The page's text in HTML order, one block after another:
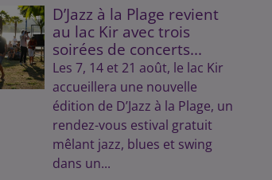
D’Jazz à la Plage revient
au lac Kir avec trois
soirées de concerts...
Les 7, 14 et 21 août, le lac Kir
accueillera une nouvelle
édition de D’Jazz à la Plage, un
rendez-vous estival gratuit
mêlant jazz, blues et swing
dans un...